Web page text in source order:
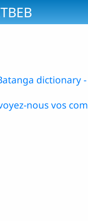
dictionary
nous vos